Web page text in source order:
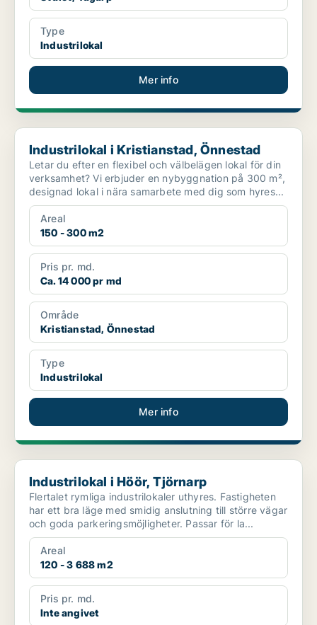
Type
Industrilokal
Mer info
Industrilokal i Kristianstad, Önnestad
Industrilokal i Kristianstad, Önnestad
Letar du efter en flexibel och välbelägen lokal för din
verksamhet? Vi erbjuder en nybyggnation på 300 m²,
designad lokal i nära samarbete med dig som hyres...
Areal
150 - 300 m2
Pris pr. md.
Ca. 14 000 pr md
Område
Kristianstad, Önnestad
Type
Industrilokal
Mer info
Industrilokal i Höör, Tjörnarp
Industrilokal i Höör, Tjörnarp
Flertalet rymliga industrilokaler uthyres. Fastigheten
har ett bra läge med smidig anslutning till större vägar
och goda parkeringsmöjligheter. Passar för la...
Areal
120 - 3 688 m2
Pris pr. md.
Inte angivet